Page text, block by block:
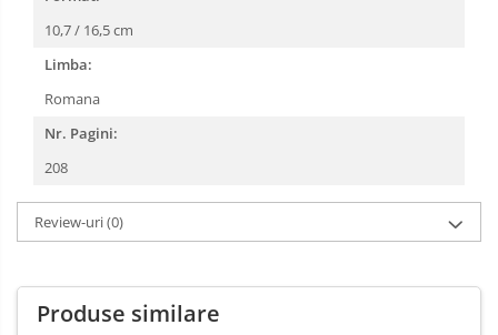
10,7 / 16,5 cm
Limba:
Romana
Nr. Pagini:
208
Review-uri(0)
Produse similare